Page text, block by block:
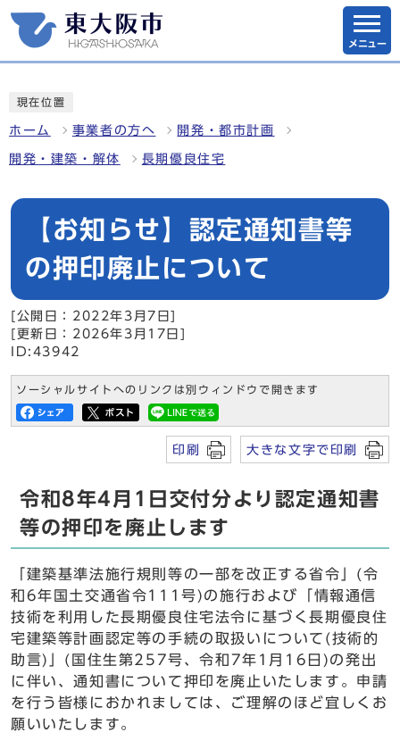
メニュー
現在位置
ホーム 事業者の方へ 開発・都市計画
開発・建築・解体 長期優良住宅
【お知らせ】認定通知書等
の押印廃止について
[公開日：2022年3月7日]
[更新日：2026年3月17日]
ID:43942
ソーシャルサイトへのリンクは別ウィンドウで開きます
印刷 大きな文字で印刷
令和8年4月1日交付分より認定通知書
等の押印を廃止します
「建築基準法施行規則等の一部を改正する省令」(令
和6年国土交通省令111号)の施行および「情報通信
技術を利用した長期優良住宅法令に基づく長期優良住
宅建築等計画認定等の手続の取扱いについて(技術的
助言)」(国住生第257号、令和7年1月16日)の発出
に伴い、通知書について押印を廃止いたします。申請
を行う皆様におかれましては、ご理解のほど宜しくお
願いいたします。